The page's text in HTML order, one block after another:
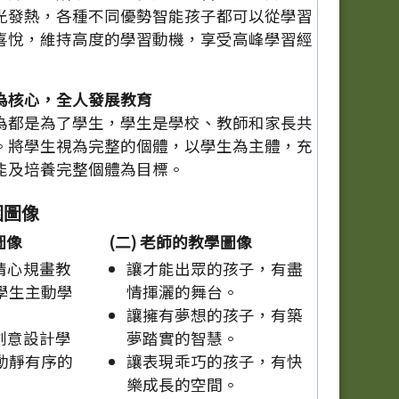
發熱，各種不同優勢智能孩子都可以從學習
悅，維持高度的學習動機，享受高峰學習經
核心，全人發展教育
都是為了學生，學生是學校、教師和家長共
將學生視為完整的個體，以學生為主體，充
培養完整個體為目標。
像
像
規畫教
生主動學
設計學
靜有序的
(二) 老師的教學圖像
讓才能出眾的孩子，有盡
情揮灑的舞台。
讓擁有夢想的孩子，有築
夢踏實的智慧。
讓表現乖巧的孩子，有快
樂成長的空間。